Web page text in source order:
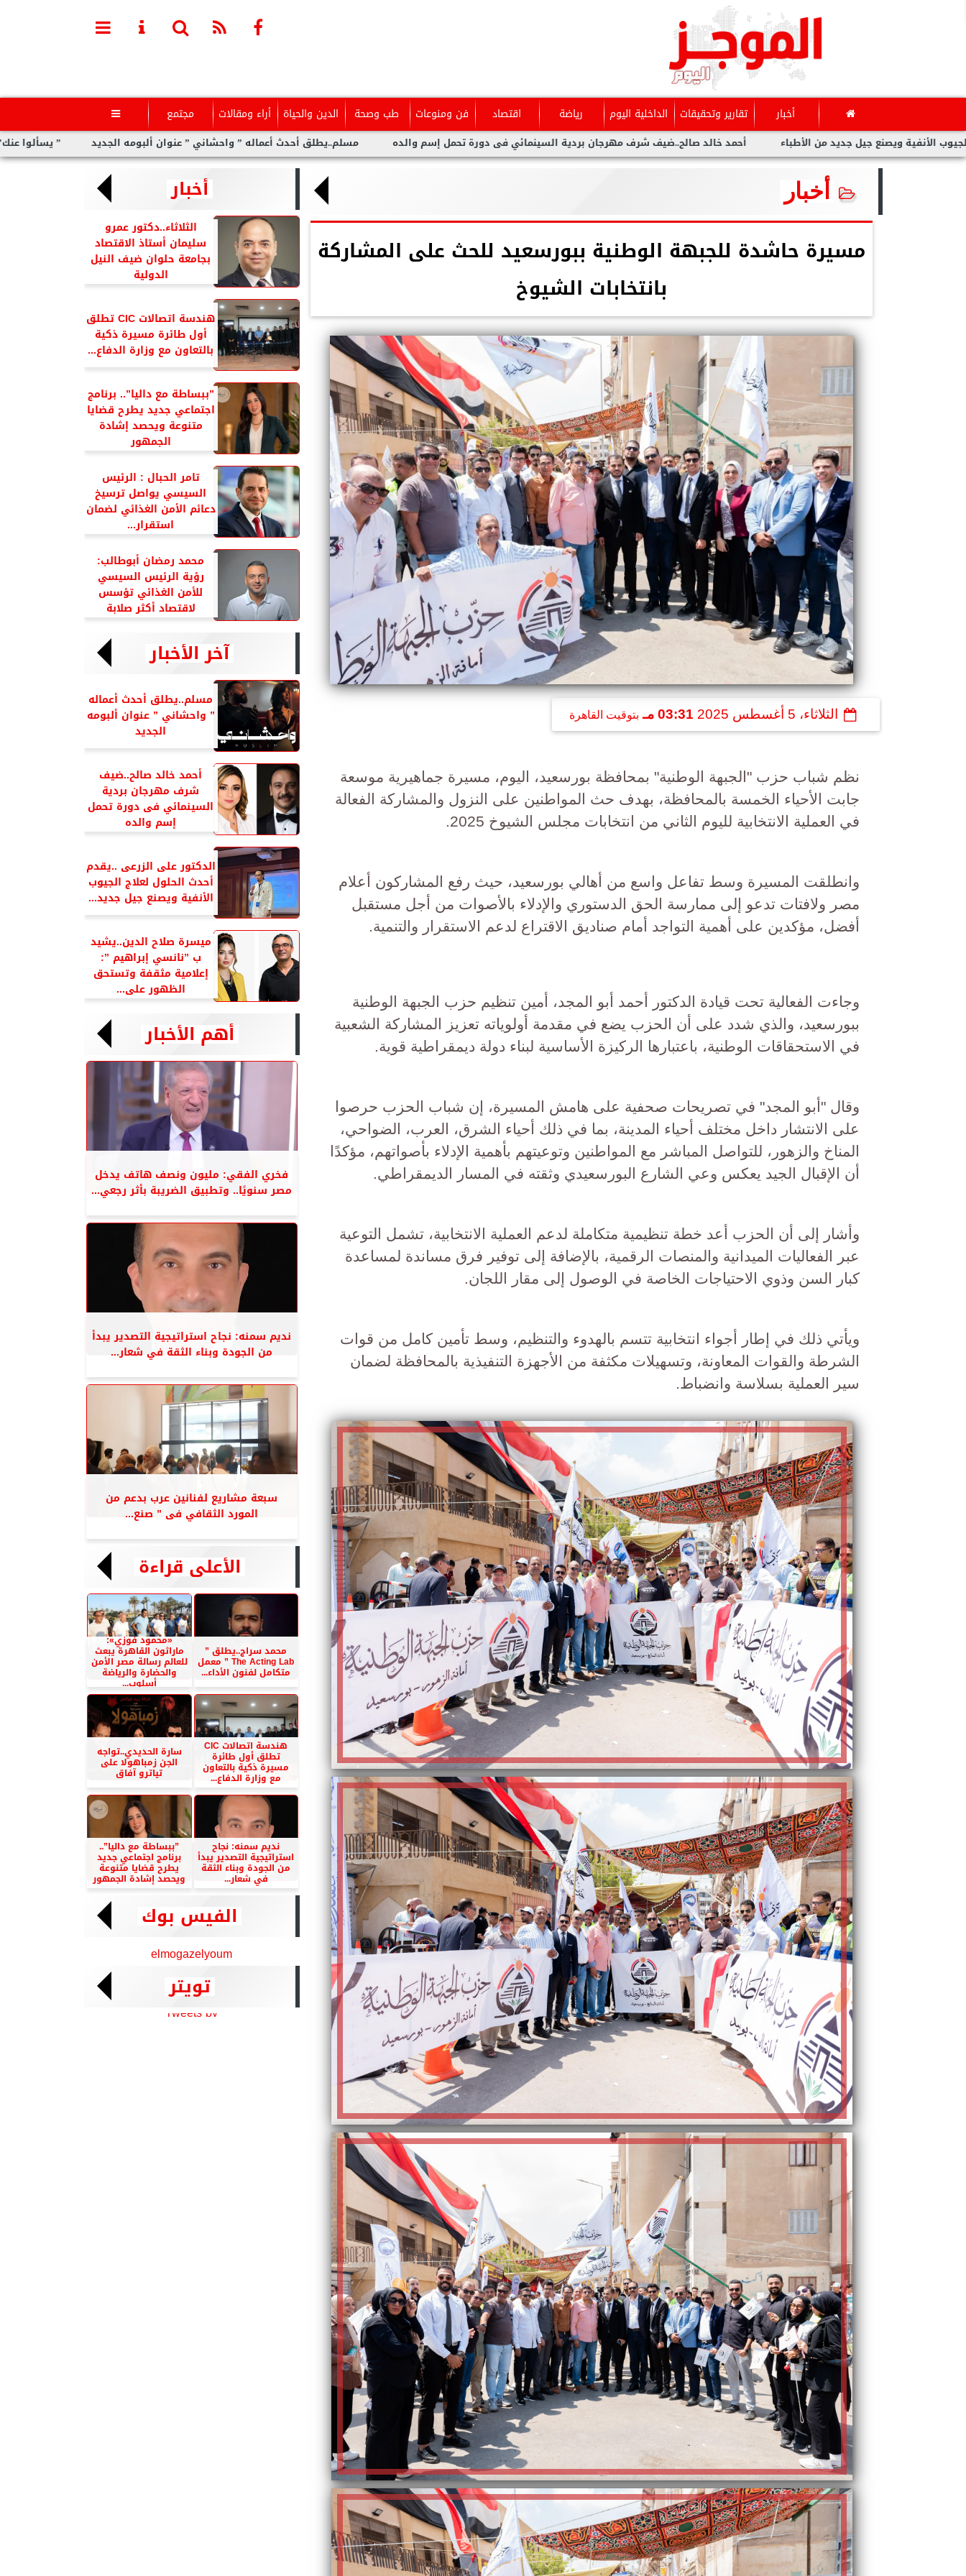
أخبار تقارير وتحقيقات الداخلية اليوم رياضة اقتصاد فن ومنوعات طب وصحة الدين والحياة أراء ومقالات مجتمع 
” يسألوا عنك” أولى مفاجآت الكينج مسلم..يطلق أحدث أعماله ” واحشاني ” عنوان ألبومه الجديد أحمد خالد صالح..ضيف شرف مهرجان بردية السينمائي فى دورة تحمل إسم والده جديد من الأطباء
أخبار
مسيرة حاشدة للجبهة الوطنية ببورسعيد للحث على المشاركة
بانتخابات الشيوخ
الثلاثاء، 5 أغسطس 2025 03:31 مـ بتوقيت القاهرة
نظم شباب حزب "الجبهة الوطنية" بمحافظة بورسعيد، اليوم، مسيرة جماهيرية موسعة
جابت الأحياء الخمسة بالمحافظة، بهدف حث المواطنين على النزول والمشاركة الفعالة
في العملية الانتخابية لليوم الثاني من انتخابات مجلس الشيوخ 2025.
وانطلقت المسيرة وسط تفاعل واسع من أهالي بورسعيد، حيث رفع المشاركون أعلام
مصر ولافتات تدعو إلى ممارسة الحق الدستوري والإدلاء بالأصوات من أجل مستقبل
أفضل، مؤكدين على أهمية التواجد أمام صناديق الاقتراع لدعم الاستقرار والتنمية.
وجاءت الفعالية تحت قيادة الدكتور أحمد أبو المجد، أمين تنظيم حزب الجبهة الوطنية
ببورسعيد، والذي شدد على أن الحزب يضع في مقدمة أولوياته تعزيز المشاركة الشعبية
في الاستحقاقات الوطنية، باعتبارها الركيزة الأساسية لبناء دولة ديمقراطية قوية.
وقال "أبو المجد" في تصريحات صحفية على هامش المسيرة، إن شباب الحزب حرصوا
على الانتشار داخل مختلف أحياء المدينة، بما في ذلك أحياء الشرق، العرب، الضواحي،
المناخ والزهور، للتواصل المباشر مع المواطنين وتوعيتهم بأهمية الإدلاء بأصواتهم، مؤكدًا
أن الإقبال الجيد يعكس وعي الشارع البورسعيدي وثقته في المسار الديمقراطي.
وأشار إلى أن الحزب أعد خطة تنظيمية متكاملة لدعم العملية الانتخابية، تشمل التوعية
عبر الفعاليات الميدانية والمنصات الرقمية، بالإضافة إلى توفير فرق مساندة لمساعدة
كبار السن وذوي الاحتياجات الخاصة في الوصول إلى مقار اللجان.
ويأتي ذلك في إطار أجواء انتخابية تتسم بالهدوء والتنظيم، وسط تأمين كامل من قوات
الشرطة والقوات المعاونة، وتسهيلات مكثفة من الأجهزة التنفيذية بالمحافظة لضمان
سير العملية بسلاسة وانضباط.
أخبار
الثلاثاء..دكتور عمرو
سليمان أستاذ الاقتصاد
بجامعة حلوان ضيف النيل
الدولية
هندسة اتصالات CIC تطلق
أول طائرة مسيرة ذكية
بالتعاون مع وزارة الدفاع...
”ببساطة مع داليا”.. برنامج
اجتماعي جديد يطرح قضايا
متنوعة ويحصد إشادة
الجمهور
تامر الحبال : الرئيس
السيسي يواصل ترسيخ
دعائم الأمن الغذائي لضمان
استقرار...
محمد رمضان أبوطالب:
رؤية الرئيس السيسي
للأمن الغذائي تؤسس
لاقتصاد أكثر صلابة
آخر الأخبار
مسلم..يطلق أحدث أعماله
” واحشاني ” عنوان ألبومه
الجديد
أحمد خالد صالح..ضيف
شرف مهرجان بردية
السينمائي فى دورة تحمل
إسم والده
الدكتور على الزرعى ..يقدم
أحدث الحلول لعلاج الجيوب
الأنفية ويصنع جيل جديد...
ميسرة صلاح الدين..يشيد
ب ”نانسي إبراهيم ”:
إعلامية مثقفة وتستحق
الظهور على...
أهم الأخبار
فخري الفقي: مليون ونصف هاتف يدخل
مصر سنويًا.. وتطبيق الضريبة بأثر رجعي...
نديم سمنه: نجاح استراتيجية التصدير يبدأ
من الجودة وبناء الثقة في شعار...
سبعة مشاريع لفنانين عرب بدعم من
المورد الثقافي فى ” صنع...
الأعلى قراءة
محمد سراج..يطلق ”
The Acting Lab ” معمل
متكامل لفنون الأداء...
«محمود فوزي»:
ماراثون القاهرة يبعث
للعالم رسالة مصر الأمن
والحضارة والرياضة
أسلوب...
هندسة اتصالات CIC
تطلق أول طائرة
مسيرة ذكية بالتعاون
مع وزارة الدفاع...
سارة الحديدي..تواجه
الجن زمباهولا على
تياترو آفاق
نديم سمنه: نجاح
استراتيجية التصدير يبدأ
من الجودة وبناء الثقة
في شعار...
”ببساطة مع داليا”..
برنامج اجتماعي جديد
يطرح قضايا متنوعة
ويحصد إشادة الجمهور
الفيس بوك
elmogazelyoum
تويتر
Tweets by